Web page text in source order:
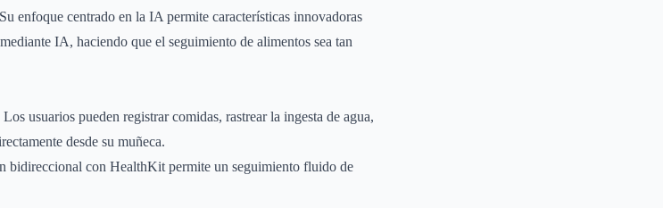
enfoque centrado en la IA permite características innovadoras
IA, haciendo que el seguimiento de alimentos sea tan
Los usuarios pueden registrar comidas, rastrear la ingesta de agua,
desde su muñeca.
bidireccional con HealthKit permite un seguimiento fluido de